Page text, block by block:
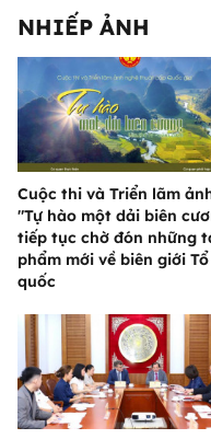
NHIẾP ẢNH
Cuộc thi và Triển lãm
"Tự hào một dải biên
tiếp tục chờ đón những
phẩm mới về biên giới Tổ
quốc